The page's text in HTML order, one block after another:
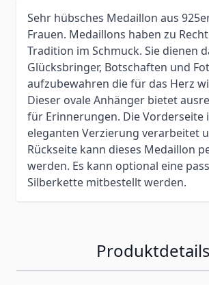
Sehr hübsches Medaillon aus
Frauen. Medaillons haben zu
Tradition im Schmuck. Sie dienen
Glücksbringer, Botschaften und
aufzubewahren die für das Herz
Dieser ovale Anhänger bietet
für Erinnerungen. Die Vorderseite
eleganten Verzierung verarbeitet
Rückseite kann dieses Medaillon
werden. Es kann optional eine
Silberkette mitbestellt werden.
Produktdetails